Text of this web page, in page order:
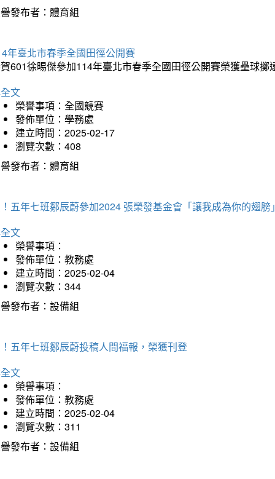
發布者：體育組
年臺北市春季全國田徑公開賽
601徐晹傑參加114年臺北市春季全國田徑公開賽榮獲壘球擲
文
榮譽事項：全國競賽
發佈單位：學務處
建立時間：2025-02-17
瀏覽次數：408
發布者：體育組
五年七班鄒辰蔚參加2024 張榮發基金會「讓我成為你的翅
文
榮譽事項：
發佈單位：教務處
建立時間：2025-02-04
瀏覽次數：344
發布者：設備組
五年七班鄒辰蔚投稿人間福報，榮獲刊登
文
榮譽事項：
發佈單位：教務處
建立時間：2025-02-04
瀏覽次數：311
發布者：設備組